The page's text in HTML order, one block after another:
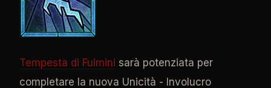
Tempesta di Fulmini sarà potenziata per
completare la nuova Unicità - Involucro